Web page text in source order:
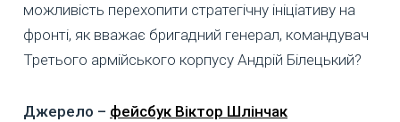
можливість перехопити стратегічну ініціативу на
фронті, як вважає бригадний генерал, командувач
Третього армійського корпусу Андрій Білецький?
Джерело – фейсбук Віктор Шлінчак